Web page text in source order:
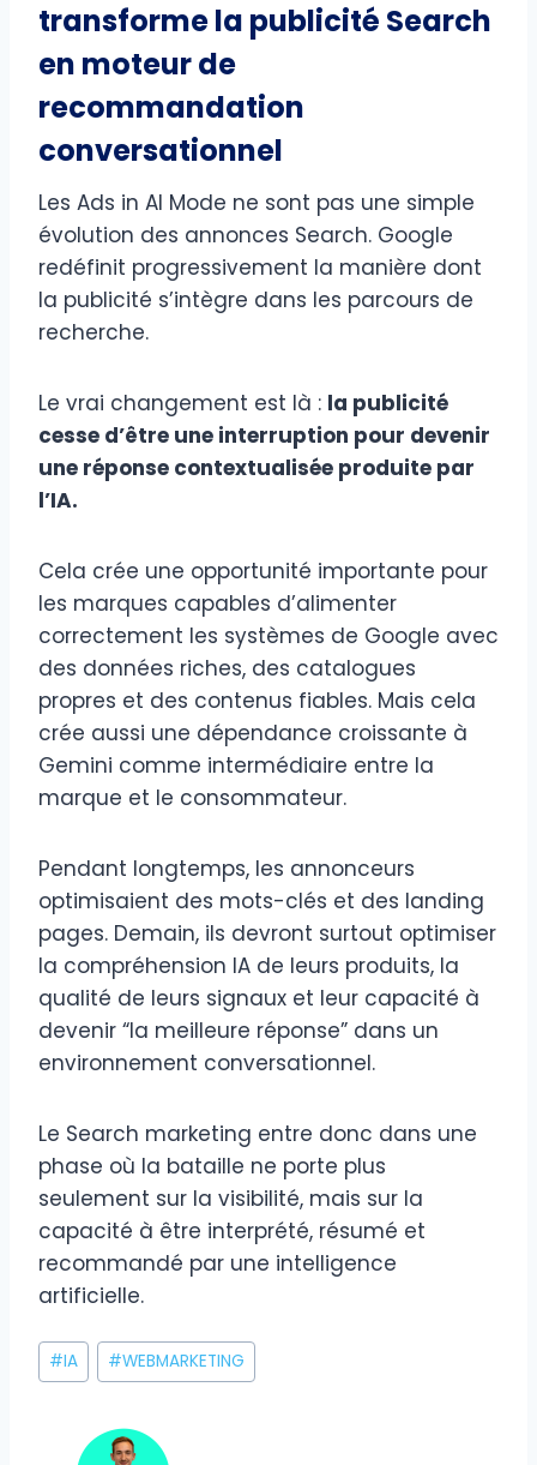
transforme la publicité Search
en moteur de
recommandation
conversationnel
Les Ads in AI Mode ne sont pas une simple
évolution des annonces Search. Google
redéfinit progressivement la manière dont
la publicité s’intègre dans les parcours de
recherche.
Le vrai changement est là : la publicité
cesse d’être une interruption pour devenir
une réponse contextualisée produite par
l’IA.
Cela crée une opportunité importante pour
les marques capables d’alimenter
correctement les systèmes de Google avec
des données riches, des catalogues
propres et des contenus fiables. Mais cela
crée aussi une dépendance croissante à
Gemini comme intermédiaire entre la
marque et le consommateur.
Pendant longtemps, les annonceurs
optimisaient des mots-clés et des landing
pages. Demain, ils devront surtout optimiser
la compréhension IA de leurs produits, la
qualité de leurs signaux et leur capacité à
devenir “la meilleure réponse” dans un
environnement conversationnel.
Le Search marketing entre donc dans une
phase où la bataille ne porte plus
seulement sur la visibilité, mais sur la
capacité à être interprété, résumé et
recommandé par une intelligence
artificielle.
Étiquettes
de
publication :
#IA #WEBMARKETING